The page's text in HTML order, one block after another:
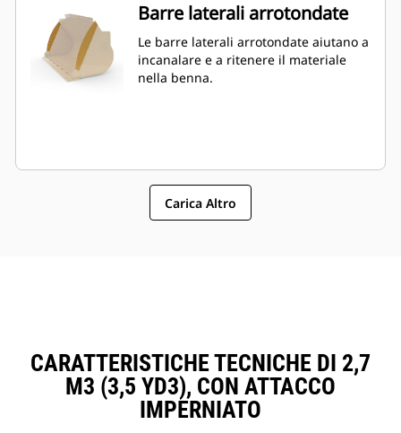
Barre laterali arrotondate
Le barre laterali arrotondate aiutano a
incanalare e a ritenere il materiale
nella benna.
Carica Altro
CARATTERISTICHE TECNICHE DI 2,7
M3 (3,5 YD3), CON ATTACCO
IMPERNIATO